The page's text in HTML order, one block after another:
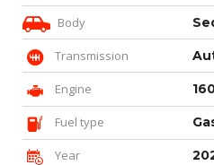
Body
Transmission
Engine
Fuel type
Year